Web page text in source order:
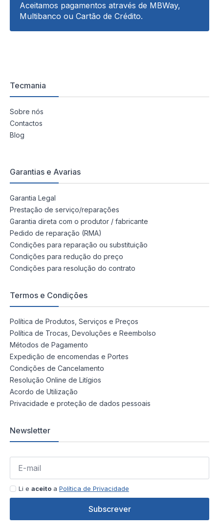
Aceitamos pagamentos através de MBWay,
Multibanco ou Cartão de Crédito.
Tecmania
Sobre nós
Contactos
Blog
Garantias e Avarias
Garantia Legal
Prestação de serviço/reparações
Garantia direta com o produtor / fabricante
Pedido de reparação (RMA)
Condições para reparação ou substituição
Condições para redução do preço
Condições para resolução do contrato
Termos e Condições
Política de Produtos, Serviços e Preços
Política de Trocas, Devoluções e Reembolso
Métodos de Pagamento
Expedição de encomendas e Portes
Condições de Cancelamento
Resolução Online de Litígios
Acordo de Utilização
Privacidade e proteção de dados pessoais
Newsletter
Li e aceito a Política de Privacidade
Subscrever